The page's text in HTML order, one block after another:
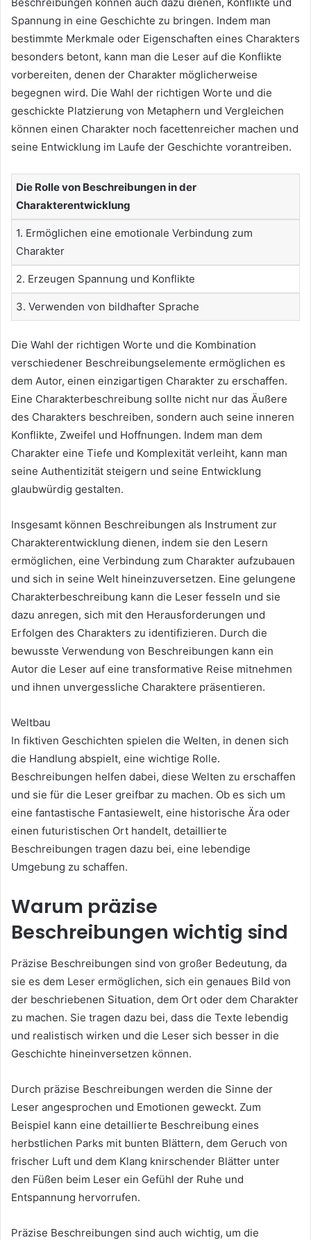
Spannung in eine Geschichte zu bringen. Indem man
bestimmte Merkmale oder Eigenschaften eines Charakters
besonders betont, kann man die Leser auf die Konflikte
vorbereiten, denen der Charakter möglicherweise
begegnen wird. Die Wahl der richtigen Worte und die
geschickte Platzierung von Metaphern und Vergleichen
können einen Charakter noch facettenreicher machen und
seine Entwicklung im Laufe der Geschichte vorantreiben.
Die Rolle von Beschreibungen in der
Charakterentwicklung
1. Ermöglichen eine emotionale Verbindung zum
Charakter
2. Erzeugen Spannung und Konflikte
3. Verwenden von bildhafter Sprache
Die Wahl der richtigen Worte und die Kombination
verschiedener Beschreibungselemente ermöglichen es
dem Autor, einen einzigartigen Charakter zu erschaffen.
Eine Charakterbeschreibung sollte nicht nur das Äußere
des Charakters beschreiben, sondern auch seine inneren
Konflikte, Zweifel und Hoffnungen. Indem man dem
Charakter eine Tiefe und Komplexität verleiht, kann man
seine Authentizität steigern und seine Entwicklung
glaubwürdig gestalten.
Insgesamt können Beschreibungen als Instrument zur
Charakterentwicklung dienen, indem sie den Lesern
ermöglichen, eine Verbindung zum Charakter aufzubauen
und sich in seine Welt hineinzuversetzen. Eine gelungene
Charakterbeschreibung kann die Leser fesseln und sie
dazu anregen, sich mit den Herausforderungen und
Erfolgen des Charakters zu identifizieren. Durch die
bewusste Verwendung von Beschreibungen kann ein
Autor die Leser auf eine transformative Reise mitnehmen
und ihnen unvergessliche Charaktere präsentieren.
Weltbau
In fiktiven Geschichten spielen die Welten, in denen sich
die Handlung abspielt, eine wichtige Rolle.
Beschreibungen helfen dabei, diese Welten zu erschaffen
und sie für die Leser greifbar zu machen. Ob es sich um
eine fantastische Fantasiewelt, eine historische Ära oder
einen futuristischen Ort handelt, detaillierte
Beschreibungen tragen dazu bei, eine lebendige
Umgebung zu schaffen.
Warum präzise
Beschreibungen wichtig sind
Präzise Beschreibungen sind von großer Bedeutung, da
sie es dem Leser ermöglichen, sich ein genaues Bild von
der beschriebenen Situation, dem Ort oder dem Charakter
zu machen. Sie tragen dazu bei, dass die Texte lebendig
und realistisch wirken und die Leser sich besser in die
Geschichte hineinversetzen können.
Durch präzise Beschreibungen werden die Sinne der
Leser angesprochen und Emotionen geweckt. Zum
Beispiel kann eine detaillierte Beschreibung eines
herbstlichen Parks mit bunten Blättern, dem Geruch von
frischer Luft und dem Klang knirschender Blätter unter
den Füßen beim Leser ein Gefühl der Ruhe und
Entspannung hervorrufen.
Präzise Beschreibungen sind auch wichtig, um die